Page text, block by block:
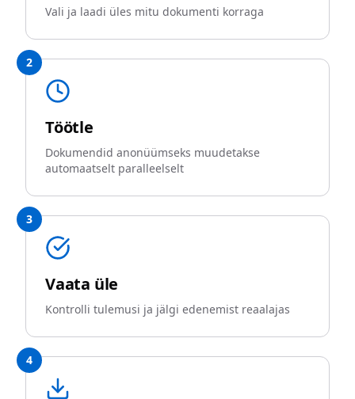
Vali ja laadi üles mitu dokumenti korraga
2
Töötle
Dokumendid anonüümseks muudetakse
automaatselt paralleelselt
3
Vaata üle
Kontrolli tulemusi ja jälgi edenemist reaalajas
4